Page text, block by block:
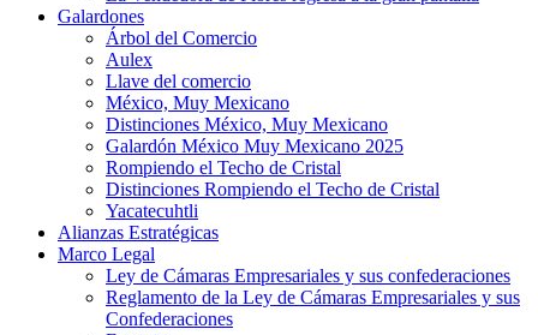
Galardones
Árbol del Comercio
Aulex
Llave del comercio
México, Muy Mexicano
Distinciones México, Muy Mexicano
Galardón México Muy Mexicano 2025
Rompiendo el Techo de Cristal
Distinciones Rompiendo el Techo de Cristal
Yacatecuhtli
Alianzas Estratégicas
Marco Legal
Ley de Cámaras Empresariales y sus confederaciones
Reglamento de la Ley de Cámaras Empresariales y sus
Confederaciones